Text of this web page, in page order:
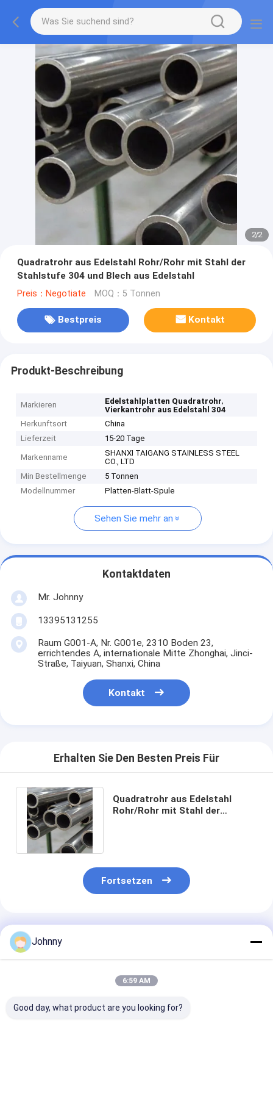
2/2
Quadratrohr aus Edelstahl Rohr/Rohr mit Stahl der
Stahlstufe 304 und Blech aus Edelstahl
Preis：Negotiate MOQ：5 Tonnen
Bestpreis Kontakt
Produkt-Beschreibung
Markieren Edelstahlplatten Quadratrohr,
Vierkantrohr aus Edelstahl 304
Herkunftsort
China
Lieferzeit
15-20 Tage
Markenname
SHANXI TAIGANG STAINLESS STEEL
CO., LTD
Min Bestellmenge
5 Tonnen
Modellnummer
Platten-Blatt-Spule
Sehen Sie mehr an
Kontaktdaten
Mr. Johnny
13395131255
Raum G001-A, Nr. G001e, 2310 Boden 23,
errichtendes A, internationale Mitte Zhonghai, Jinci-
Straße, Taiyuan, Shanxi, China
Kontakt
Erhalten Sie Den Besten Preis Für
Quadratrohr aus Edelstahl
Rohr/Rohr mit Stahl der
Fortsetzen
Empfohlene Produkte
Johnny
6:59 AM
Good day, what product are you looking for?